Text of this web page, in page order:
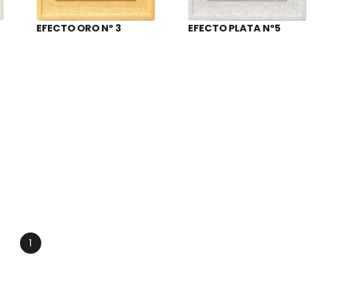
EFECTO ORO Nº 3 EFECTO PLATA Nº5
1